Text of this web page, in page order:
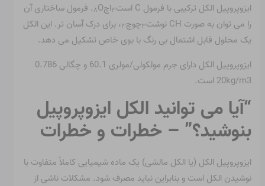
ایزوپروپیل الکل ترکیبی با فرمول C است ۳اچ ۸O. فرمول ساختاری آن
را می توان به صورت CH نوشت
۳چوچ۳، برای درک آسان تر. این الکل
یک محلول قابل اشتعال بی رنگ با بوی خاص تشکیل می دهد.
ایزوپروپیل الکل دارای جرم مولکولی/مولری 60.1 و چگالی 0.786
20kg/m3 است.
“آیا می توانید الکل ایزوپروپیل
بنوشید؟” – خطرات و خطرات
ایزوپروپیل الکل (یا الکل مالشی) یک ماده شیمیایی کاملاً متفاوت با
نوشیدن الکل است و بنابراین نباید مصرف شود. مشکلات ناشی از